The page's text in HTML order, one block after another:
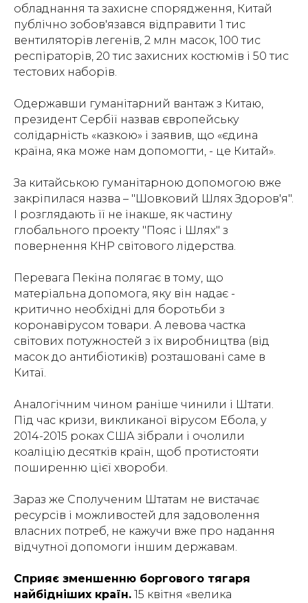
обладнання та захисне спорядження, Китай
публічно зобов'язався відправити 1 тис
вентиляторів легенів, 2 млн масок, 100 тис
респіраторів, 20 тис захисних костюмів і 50 тис
тестових наборів.
Одержавши гуманітарний вантаж з Китаю,
президент Сербії назвав європейську
солідарність «казкою» і заявив, що «єдина
країна, яка може нам допомогти, - це Китай».
За китайською гуманітарною допомогою вже
закріпилася назва – "Шовковий Шлях Здоров'я".
І розглядають її не інакше, як частину
глобального проекту "Пояс і Шлях" з
повернення КНР світового лідерства.
Перевага Пекіна полягає в тому, що
матеріальна допомога, яку він надає -
критично необхідні для боротьби з
коронавірусом товари. А левова частка
світових потужностей з їх виробництва (від
масок до антибіотиків) розташовані саме в
Китаї.
Аналогічним чином раніше чинили і Штати.
Під час кризи, викликаної вірусом Ебола, у
2014-2015 роках США зібрали і очолили
коаліцію десятків країн, щоб протистояти
поширенню цієї хвороби.
Зараз же Сполученим Штатам не вистачає
ресурсів і можливостей для задоволення
власних потреб, не кажучи вже про надання
відчутної допомоги іншим державам.
Сприяє зменшенню боргового тягаря
найбідніших країн. 15 квітня «велика